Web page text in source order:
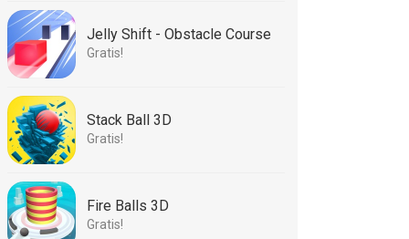
Jelly Shift - Obstacle Course
Gratis!
Stack Ball 3D
Gratis!
Fire Balls 3D
Gratis!